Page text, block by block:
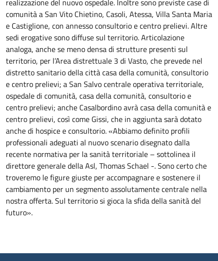
comunità a San Vito Chietino, Casoli, Atessa, Villa Santa Maria
e Castiglione, con annesso consultorio e centro prelievi. Altre
sedi erogative sono diffuse sul territorio. Articolazione
analoga, anche se meno densa di strutture presenti sul
territorio, per l’Area distrettuale 3 di Vasto, che prevede nel
distretto sanitario della città casa della comunità, consultorio
e centro prelievi; a San Salvo centrale operativa territoriale,
ospedale di comunità, casa della comunità, consultorio e
centro prelievi; anche Casalbordino avrà casa della comunità e
centro prelievi, così come Gissi, che in aggiunta sarà dotato
anche di hospice e consultorio. «Abbiamo definito profili
professionali adeguati al nuovo scenario disegnato dalla
recente normativa per la sanità territoriale – sottolinea il
direttore generale della Asl, Thomas Schael -. Sono certo che
troveremo le figure giuste per accompagnare e sostenere il
cambiamento per un segmento assolutamente centrale nella
nostra offerta. Sul territorio si gioca la sfida della sanità del
futuro».